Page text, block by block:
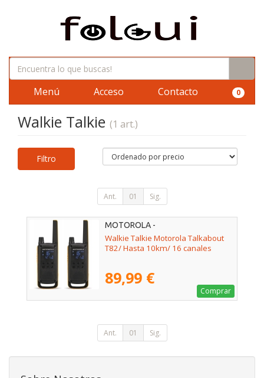
Menú Acceso Contacto 0
Walkie Talkie (1 art.)
Filtro
Ant. 01 Sig.
MOTOROLA -
Walkie Talkie Motorola Talkabout
T82/ Hasta 10km/ 16 canales
89,99 €
Comprar
Ant. 01 Sig.